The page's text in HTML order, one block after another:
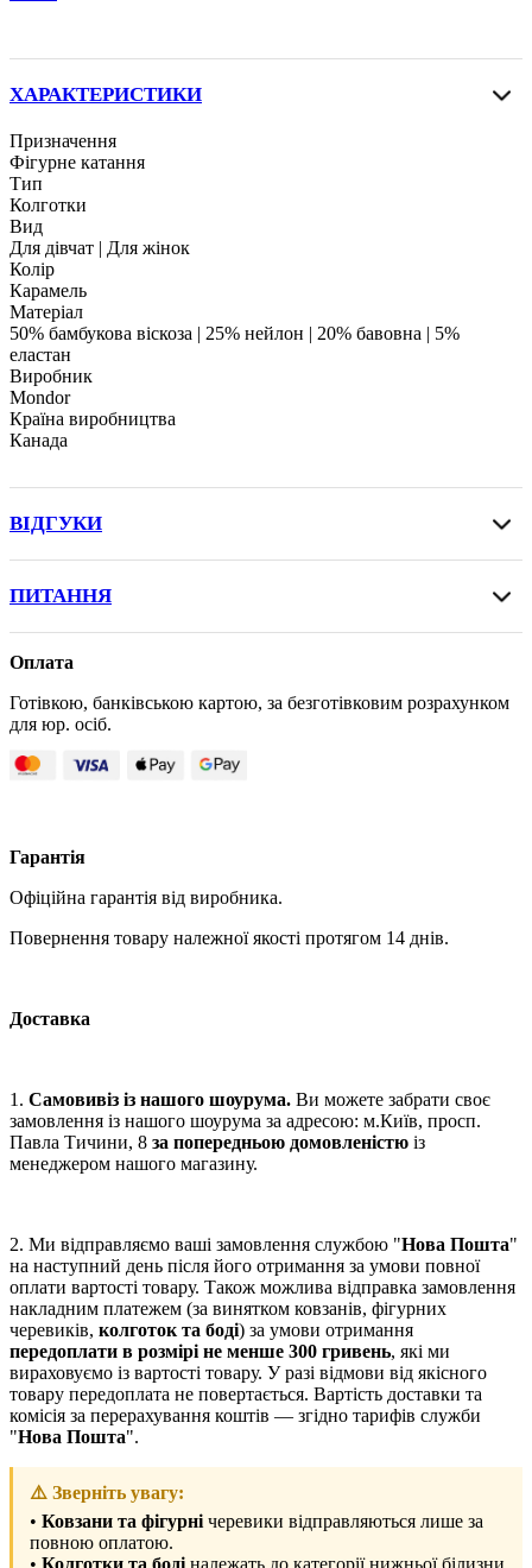
ХАРАКТЕРИСТИКИ
Призначення
Фігурне катання
Тип
Колготки
Вид
Для дівчат | Для жінок
Колір
Карамель
Матеріал
50% бамбукова віскоза | 25% нейлон | 20% бавовна | 5%
еластан
Виробник
Mondor
Країна виробництва
Канада
ВІДГУКИ
ПИТАННЯ
Оплата
Готівкою, банківською картою, за безготівковим розрахунком
для юр. осіб.
Гарантія
Офіційна гарантія від виробника.
Повернення товару належної якості протягом 14 днів.
Доставка
1. Самовивіз із нашого шоурума. Ви можете забрати своє
замовлення із нашого шоурума за адресою: м.Київ, просп.
Павла Тичини, 8 за попередньою домовленістю із
менеджером нашого магазину.
2. Ми відправляємо ваші замовлення службою "Нова Пошта"
на наступний день після його отримання за умови повної
оплати вартості товару. Також можлива відправка замовлення
накладним платежем (за винятком ковзанів, фігурних
черевиків, колготок та боді) за умови отримання
передоплати в розмірі не менше 300 гривень, які ми
вираховуємо із вартості товару. У разі відмови від якісного
товару передоплата не повертається. Вартість доставки та
комісія за перерахування коштів — згідно тарифів служби
"Нова Пошта".
⚠️ Зверніть увагу:
• Ковзани та фігурні черевики відправляються лише за
повною оплатою.